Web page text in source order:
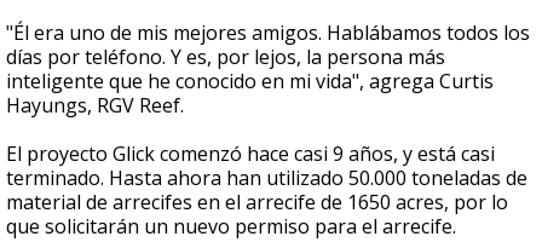
"Él era uno de mis mejores amigos. Hablábamos todos los
días por teléfono. Y es, por lejos, la persona más
inteligente que he conocido en mi vida", agrega Curtis
Hayungs, RGV Reef.
El proyecto Glick comenzó hace casi 9 años, y está casi
terminado. Hasta ahora han utilizado 50.000 toneladas de
material de arrecifes en el arrecife de 1650 acres, por lo
que solicitarán un nuevo permiso para el arrecife.